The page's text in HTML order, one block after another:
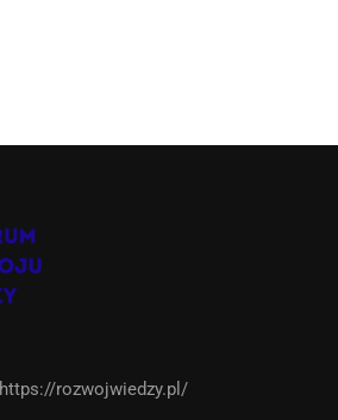
https://rozwojwiedzy.pl/